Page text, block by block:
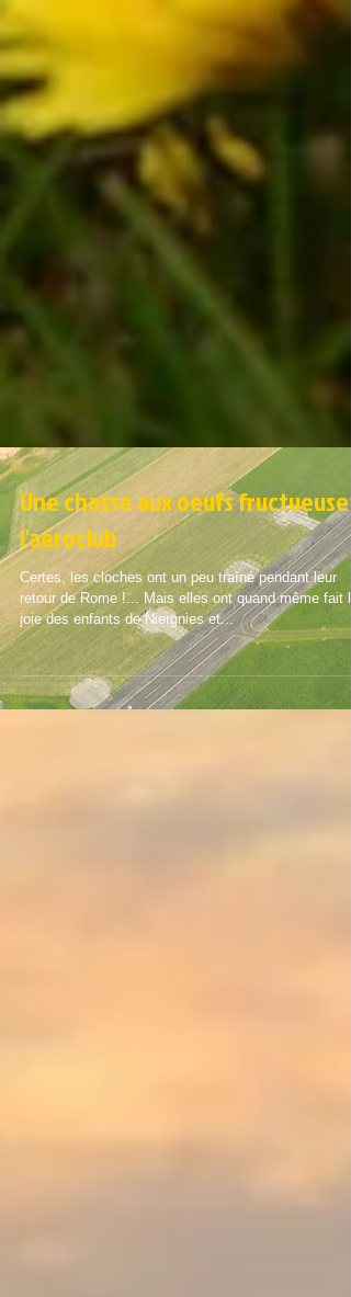
Une chasse aux oeufs fructueuse à
l'aéroclub
Certes, les cloches ont un peu traîné pendant leur
retour de Rome !... Mais elles ont quand même fait la
joie des enfants de Niergnies et...